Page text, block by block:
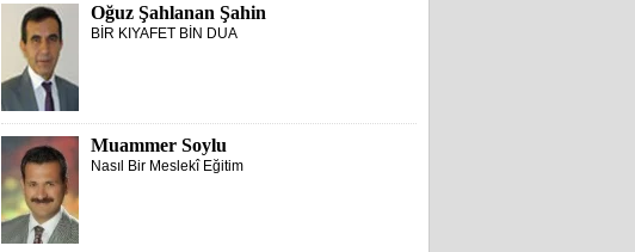
Oğuz Şahlanan Şahin
BİR KIYAFET BİN DUA
Muammer Soylu
Nasıl Bir Meslekî Eğitim